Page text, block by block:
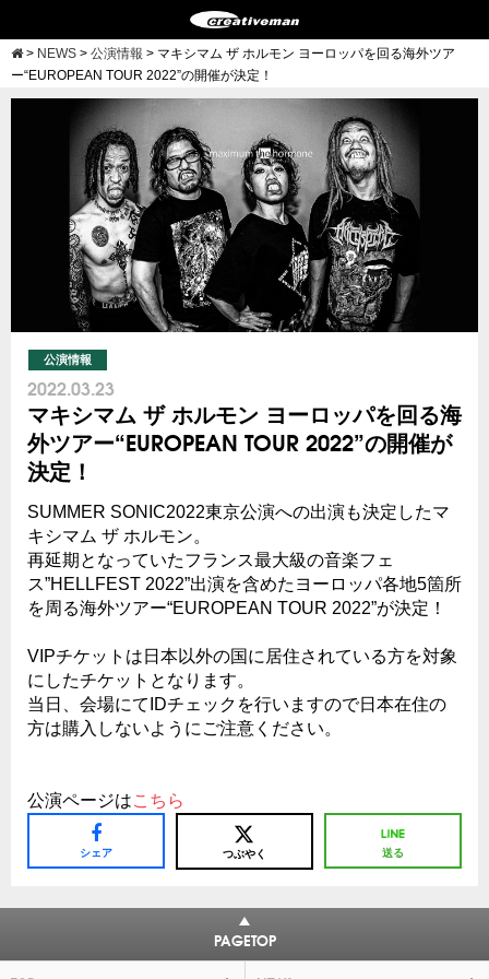
> NEWS > 公演情報 > マキシマム ザ ホルモン ヨーロッパを回る海外ツア
ー“EUROPEAN TOUR 2022”の開催が決定！
公演情報
2022.03.23
マキシマム ザ ホルモン ヨーロッパを回る海
外ツアー“EUROPEAN TOUR 2022”の開催が
決定！
SUMMER SONIC2022東京公演への出演も決定したマ
キシマム ザ ホルモン。
再延期となっていたフランス最大級の音楽フェ
ス”HELLFEST 2022”出演を含めたヨーロッパ各地5箇所
を周る海外ツアー“EUROPEAN TOUR 2022”が決定！
VIPチケットは日本以外の国に居住されている方を対象
にしたチケットとなります。
当日、会場にてIDチェックを行いますので日本在住の
方は購入しないようにご注意ください。
公演ページはこちら
シェア つぶやく 送る
PAGETOP